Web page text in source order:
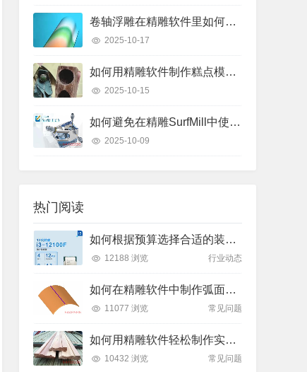
卷轴浮雕在精雕软件里如何快速制作出来？
2025-10-17
如何用精雕软件制作糕点模具？只需这几个步骤
2025-10-15
如何避免在精雕SurfMill中使用“保持曲线高度”和“投影变换”时的常见错误？
2025-10-09
热门阅读
如何根据预算选择合适的装机方案？了解2025年主流价位段的性能差异
12188 浏览 行业动态
如何在精雕软件中制作弧面雕刻路径？
11077 浏览 常见问题
如何用精雕软件轻松制作实木装饰线条踢脚线？
10432 浏览 常见问题